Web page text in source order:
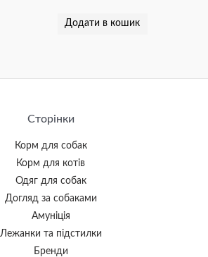
Додати в кошик
Сторінки
Корм для собак
Корм для котів
Одяг для собак
Догляд за собаками
Амуніція
Лежанки та підстилки
Бренди